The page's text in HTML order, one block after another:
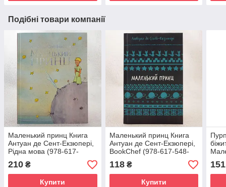
Подібні товари компанії
Маленький принц Книга
Антуан де Сент-Екзюпері,
Рідна мова (978-617-
8280-54-3)
210 ₴
Купити
Маленький принц Книга
Антуан де Сент-Екзюпері,
BookChef (978-617-548-
300-8)
118₴
Купити
151